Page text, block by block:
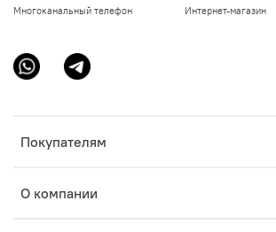
Покупателям
О компании
Многоканальный телефон Интернет-магазин